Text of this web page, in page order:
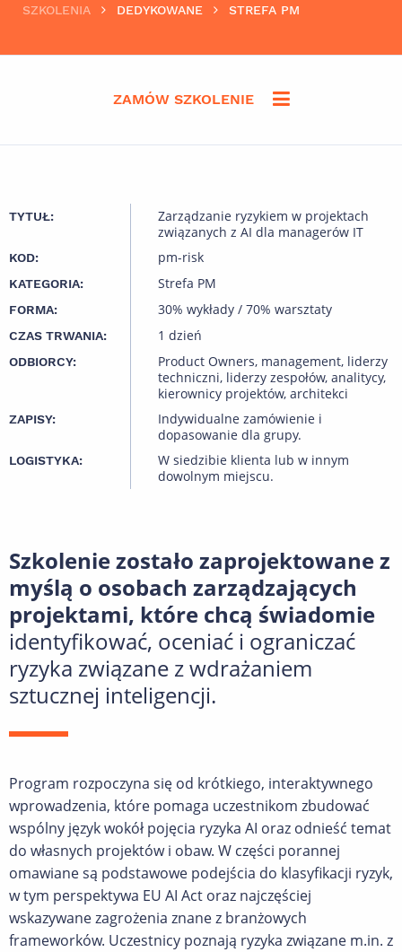
SZKOLENIA DEDYKOWANE STREFA PM
ZAMÓW SZKOLENIE
TYTUŁ:
Zarządzanie ryzykiem w projektach
związanych z AI dla managerów IT
KOD: pm-risk
KATEGORIA: Strefa PM
FORMA: 30% wykłady / 70% warsztaty
CZAS TRWANIA: 1 dzień
ODBIORCY:
Product Owners, management, liderzy
techniczni, liderzy zespołów, analitycy,
kierownicy projektów, architekci
ZAPISY:
Indywidualne zamówienie i
dopasowanie dla grupy.
LOGISTYKA:
W siedzibie klienta lub w innym
dowolnym miejscu.
Szkolenie zostało zaprojektowane z
myślą o osobach zarządzających
projektami, które chcą świadomie
identyfikować, oceniać i ograniczać
ryzyka związane z wdrażaniem
sztucznej inteligencji.
Program rozpoczyna się od krótkiego, interaktywnego
wprowadzenia, które pomaga uczestnikom zbudować
wspólny język wokół pojęcia ryzyka AI oraz odnieść temat
do własnych projektów i obaw. W części porannej
omawiane są podstawowe podejścia do klasyfikacji ryzyk,
w tym perspektywa EU AI Act oraz najczęściej
wskazywane zagrożenia znane z branżowych
frameworków. Uczestnicy poznają ryzyka związane m.in. z